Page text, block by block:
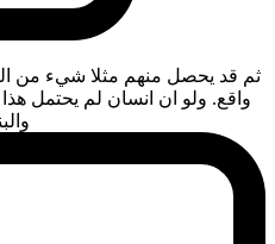
ثم قد يحصل منهم مثلا شيء من
واقع. ولو ان انسان لم يحتمل